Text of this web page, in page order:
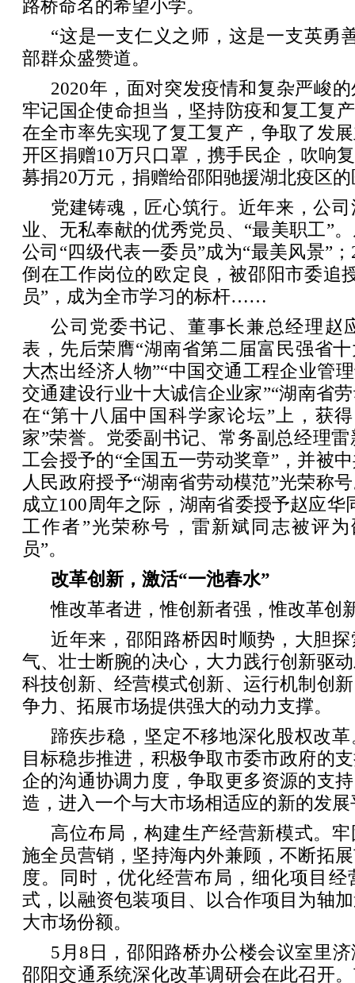
路桥命名的希望小学。
“这是一支仁义之师，这是一支英勇
部群众盛赞道。
2020年，面对突发疫情和复杂严峻
牢记国企使命担当，坚持防疫和复工复
在全市率先实现了复工复产，争取了发
开区捐赠10万只口罩，携手民企，吹响
募捐20万元，捐赠给邵阳驰援湖北疫区
党建铸魂，匠心筑行。近年来，公
业、无私奉献的优秀党员、“最美职工”
公司“四级代表一委员”成为“最美风景”
倒在工作岗位的欧定良，被邵阳市委追
员”，成为全市学习的标杆……
公司党委书记、董事长兼总经理赵
表，先后荣膺“湖南省第二届富民强省
大杰出经济人物”“中国交通工程企业管
交通建设行业十大诚信企业家”“湖南省
在“第十八届中国科学家论坛”上，获
家”荣誉。党委副书记、常务副总经理
工会授予的“全国五一劳动奖章”，并被
人民政府授予“湖南省劳动模范”光荣称
成立100周年之际，湖南省委授予赵应华
工作者”光荣称号，雷新斌同志被评
员”。
改革创新，激活“一池春水”
惟改革者进，惟创新者强，惟改革创
近年来，邵阳路桥因时顺势，大胆
气、壮士断腕的决心，大力践行创新驱
科技创新、经营模式创新、运行机制创
争力、拓展市场提供强大的动力支撑。
蹄疾步稳，坚定不移地深化股权改
目标稳步推进，积极争取市委市政府的
企的沟通协调力度，争取更多资源的支
造，进入一个与大市场相适应的新的发展
高位布局，构建生产经营新模式。
施全员营销，坚持海内外兼顾，不断拓
度。同时，优化经营布局，细化项目
式，以融资包装项目、以合作项目为轴
大市场份额。
5月8日，邵阳路桥办公楼会议室里
邵阳交通系统深化改革调研会在此召开